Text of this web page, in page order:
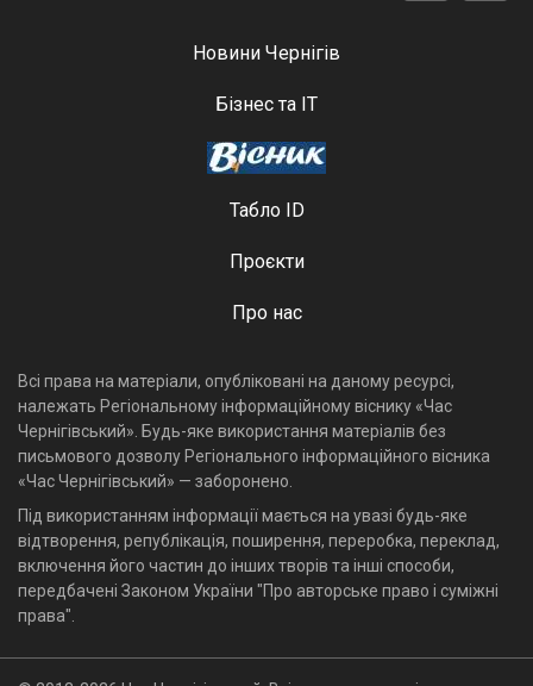
Новини Чернігів
Бізнес та ІТ
Табло ID
Проєкти
Про нас
Всі права на матеріали, опубліковані на даному ресурсі,
належать Регіональному інформаційному віснику «Час
Чернігівський». Будь-яке використання матеріалів без
письмового дозволу Регіонального інформаційного вісника
«Час Чернігівський» — заборонено.
Під використанням інформації мається на увазі будь-яке
відтворення, републікація, поширення, переробка, переклад,
включення його частин до інших творів та інші способи,
передбачені Законом України "Про авторське право і суміжні
права".